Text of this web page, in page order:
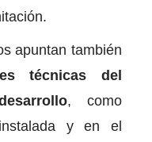
apuntan también
técnicas del
, como
y en el